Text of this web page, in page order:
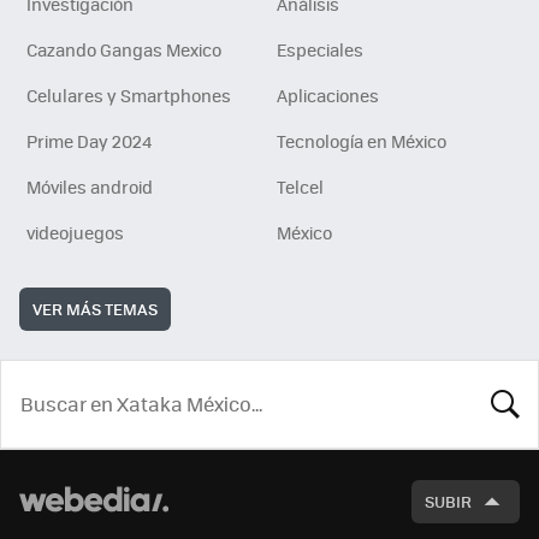
Cazando Gangas Mexico
Especiales
Celulares y Smartphones
Aplicaciones
Prime Day 2024
Tecnología en México
Móviles android
Telcel
videojuegos
México
VER MÁS TEMAS
SUBIR